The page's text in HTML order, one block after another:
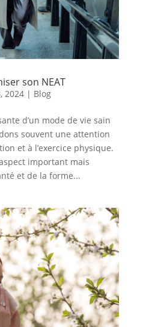
son NEAT
2024| Blog
d’un mode de vie sain
souvent une attention
et à l’exercice physique.
important mais
et de la forme...